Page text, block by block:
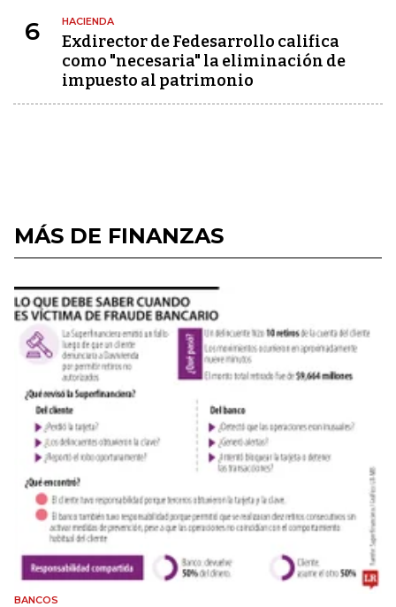
6 HACIENDA
Exdirector de Fedesarrollo califica
como "necesaria" la eliminación de
impuesto al patrimonio
MÁS DE FINANZAS
BANCOS